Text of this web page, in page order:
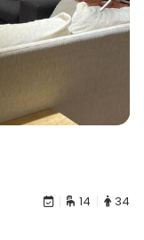
14 34